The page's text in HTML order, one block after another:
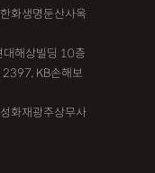
화생명둔산사옥
대해상빌딩 10층
2397, KB손해보
화재광주상무사